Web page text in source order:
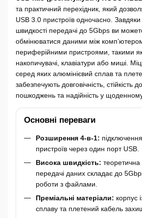
та практичний перехідник, який
USB 3.0 пристроїв одночасно. Завдяки
швидкості передачі до 5Gbps ви
обмінюватися даними між
периферійними пристроями, такими
накопичувачі, клавіатури або миші.
серед яких алюмінієвий сплав та
забезпечують довговічність, стійкість
пошкоджень та надійність у
Основні переваги
Розширення 4-в-1:
пристроїв через один порт USB.
Висока швидкість: теоретична
передачі даних складає до
роботи з файлами.
Преміальні матеріали: корпус
сплаву та плетений кабель